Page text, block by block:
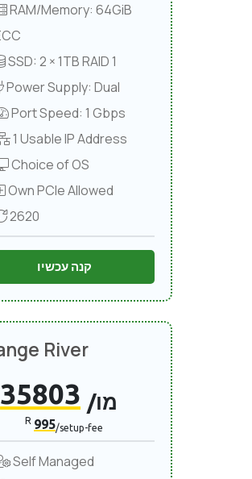
RAM/Memory: 64GiB
SSD: 2 × 1TB RAID 1
Power Supply: Dual
Port Speed: 1 Gbps
1 Usable IP Address
Choice of OS
Own PCIe Allowed
2620
קנה עכשיו
River
35803 /מו
R 995/setup-fee
Self Managed